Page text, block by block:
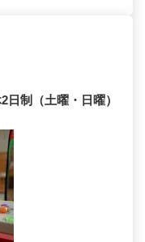
制（土曜・日曜）